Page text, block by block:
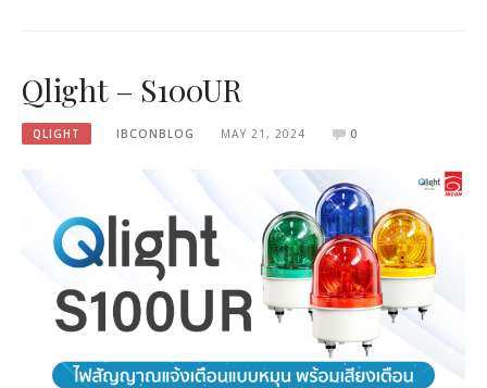
Qlight – S100UR
QLIGHT IBCONBLOG MAY 21, 2024 0